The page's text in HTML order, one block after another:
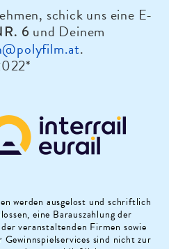
schick uns eine E-
6 und Deinem
.
werden ausgelost und schriftlich
eine Barauszahlung der
veranstaltenden Firmen sowie
Gewinnspielservices sind nicht zur